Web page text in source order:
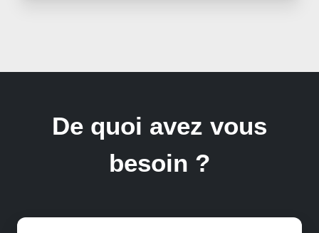
De quoi avez vous
besoin ?